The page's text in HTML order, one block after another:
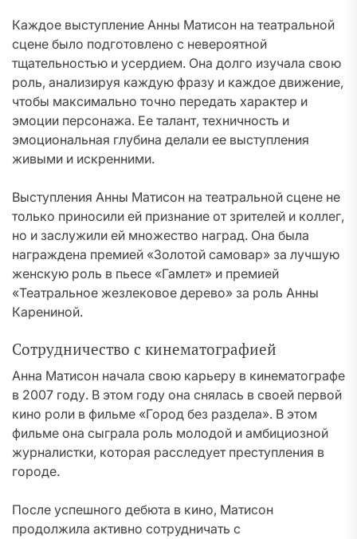
Каждое выступление Анны Матисон на театральной
сцене было подготовлено с невероятной
тщательностью и усердием. Она долго изучала свою
роль, анализируя каждую фразу и каждое движение,
чтобы максимально точно передать характер и
эмоции персонажа. Ее талант, техничность и
эмоциональная глубина делали ее выступления
живыми и искренними.
Выступления Анны Матисон на театральной сцене не
только приносили ей признание от зрителей и коллег,
но и заслужили ей множество наград. Она была
награждена премией «Золотой самовар» за лучшую
женскую роль в пьесе «Гамлет» и премией
«Театральное жезлековое дерево» за роль Анны
Карениной.
Сотрудничество с кинематографией
Анна Матисон начала свою карьеру в кинематографе
в 2007 году. В этом году она снялась в своей первой
кино роли в фильме «Город без раздела». В этом
фильме она сыграла роль молодой и амбициозной
журналистки, которая расследует преступления в
городе.
После успешного дебюта в кино, Матисон
продолжила активно сотрудничать с